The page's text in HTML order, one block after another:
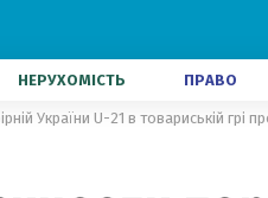
НЕРУХОМІСТЬ ПРАВО
України U-21 в товариській грі